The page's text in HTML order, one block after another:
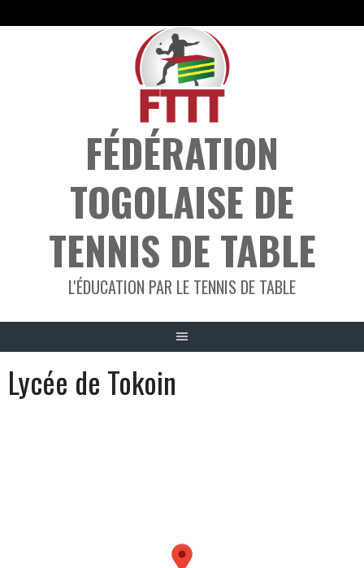
FÉDÉRATION
TOGOLAISE DE
TENNIS DE TABLE
L'ÉDUCATION PAR LE TENNIS DE TABLE
Lycée de Tokoin